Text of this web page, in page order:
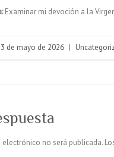
Examinar mi devoción a la
3 de mayo de 2026 |
no será publicada.